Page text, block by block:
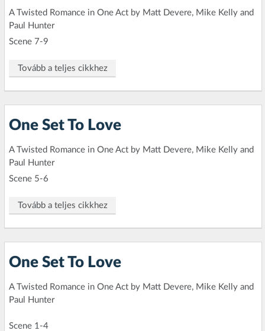
A Twisted Romance in One Act by Matt Devere, Mike Kelly and
Paul Hunter
Scene 7-9
Tovább a teljes cikkhez
One Set To Love
A Twisted Romance in One Act by Matt Devere, Mike Kelly and
Paul Hunter
Scene 5-6
Tovább a teljes cikkhez
One Set To Love
A Twisted Romance in One Act by Matt Devere, Mike Kelly and
Paul Hunter
Scene 1-4